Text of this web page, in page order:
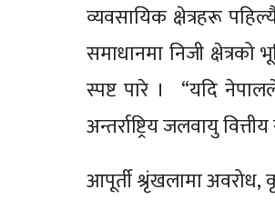
व्यवसायिक क्षेत्रहरू
समाधानमा निजी
स्पष्ट पारे । “यदि
अन्तर्राष्ट्रिय जलवायु
आपूर्ती श्रृंखलामा